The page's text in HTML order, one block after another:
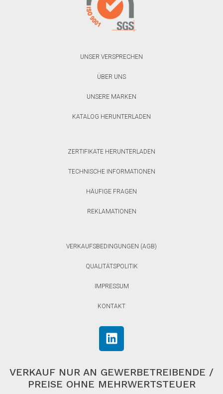
UNSER VERSPRECHEN
ÜBER UNS
UNSERE MARKEN
KATALOG HERUNTERLADEN
ZERTIFIKATE HERUNTERLADEN
TECHNISCHE INFORMATIONEN
HÄUFIGE FRAGEN
REKLAMATIONEN
VERKAUFSBEDINGUNGEN (AGB)
QUALITÄTSPOLITIK
IMPRESSUM
KONTAKT
VERKAUF NUR AN GEWERBETREIBENDE /
PREISE OHNE MEHRWERTSTEUER